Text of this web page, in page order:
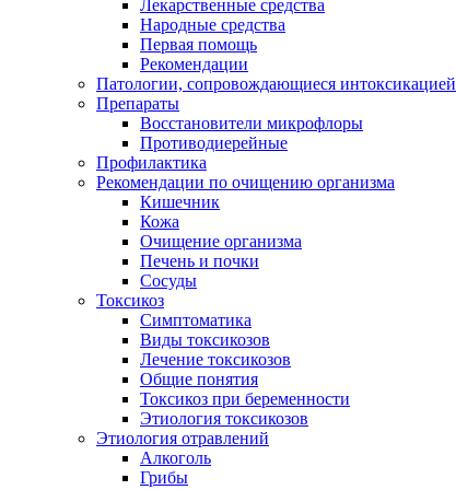
Лекарственные средства
Народные средства
Первая помощь
Рекомендации
Патологии, сопровождающиеся интоксикацией
Препараты
Восстановители микрофлоры
Противодиерейные
Профилактика
Рекомендации по очищению организма
Кишечник
Кожа
Очищение организма
Печень и почки
Сосуды
Токсикоз
Cимптоматика
Виды токсикозов
Лечение токсикозов
Общие понятия
Токсикоз при беременности
Этиология токсикозов
Этиология отравлений
Алкоголь
Грибы